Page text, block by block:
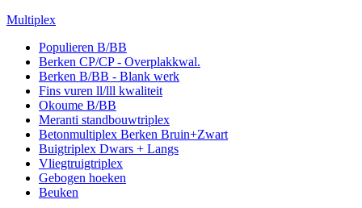
Multiplex
Populieren B/BB
Berken CP/CP - Overplakkwal.
Berken B/BB - Blank werk
Fins vuren ll/lll kwaliteit
Okoume B/BB
Meranti standbouwtriplex
Betonmultiplex Berken Bruin+Zwart
Buigtriplex Dwars + Langs
Vliegtruigtriplex
Gebogen hoeken
Beuken